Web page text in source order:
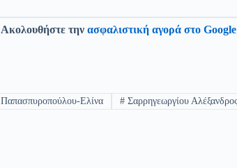
Ακολουθήστε την ασφαλιστική αγορά στο
Παπασπυροπούλου-Ελίνα # Σαρρηγεωργίου Αλέξανδρος